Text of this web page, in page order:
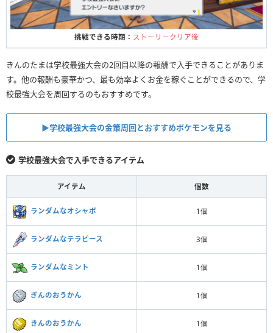
挑戦できる時期： ストーリークリア後
きんのたまは学校最強大会の2回目以降の報酬で入手できることがありま
す。他の報酬も豪華かつ、最も効率よくお金を稼ぐことができるので、学
校最強大会を周回するのもおすすめです。
▶︎学校最強大会の金策周回とおすすめポケモンを見る
学校最強大会で入手できるアイテム
アイテム 個数
ランダムなオシャボ 1個
ランダムなテラピース 3個
ランダムなミント 1個
ぎんのおうかん 1個
きんのおうかん 1個